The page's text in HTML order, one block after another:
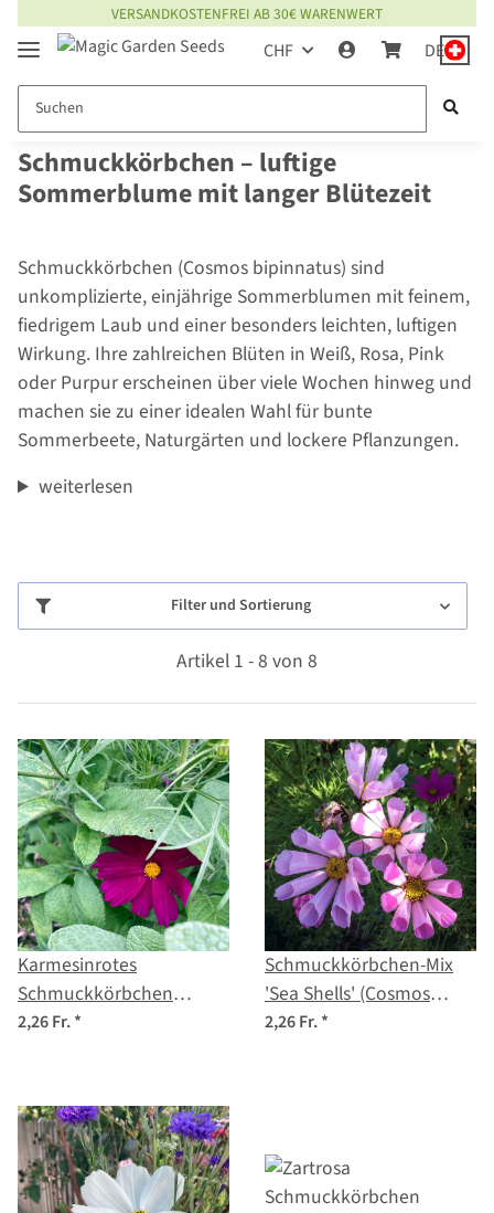
VERSANDKOSTENFREI AB 30€ WARENWERT
CHF DE
Schmuckkörbchen – luftige
Sommerblume mit langer Blütezeit
Schmuckkörbchen (Cosmos bipinnatus) sind
unkomplizierte, einjährige Sommerblumen mit feinem,
fiedrigem Laub und einer besonders leichten, luftigen
Wirkung. Ihre zahlreichen Blüten in Weiß, Rosa, Pink
oder Purpur erscheinen über viele Wochen hinweg und
machen sie zu einer idealen Wahl für bunte
Sommerbeete, Naturgärten und lockere Pflanzungen.
weiterlesen
Filter und Sortierung
Artikel 1 - 8 von 8
Karmesinrotes
Schmuckkörbchen
'Sensation Dazzler'
2,26 Fr.*
Schmuckkörbchen-Mix
'Sea Shells' (Cosmos
bipinnatus) Samen
2,26 Fr.*